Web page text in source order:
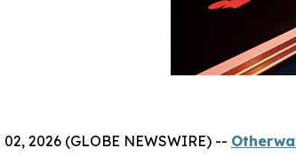
2026 (GLOBE NEWSWIRE) --